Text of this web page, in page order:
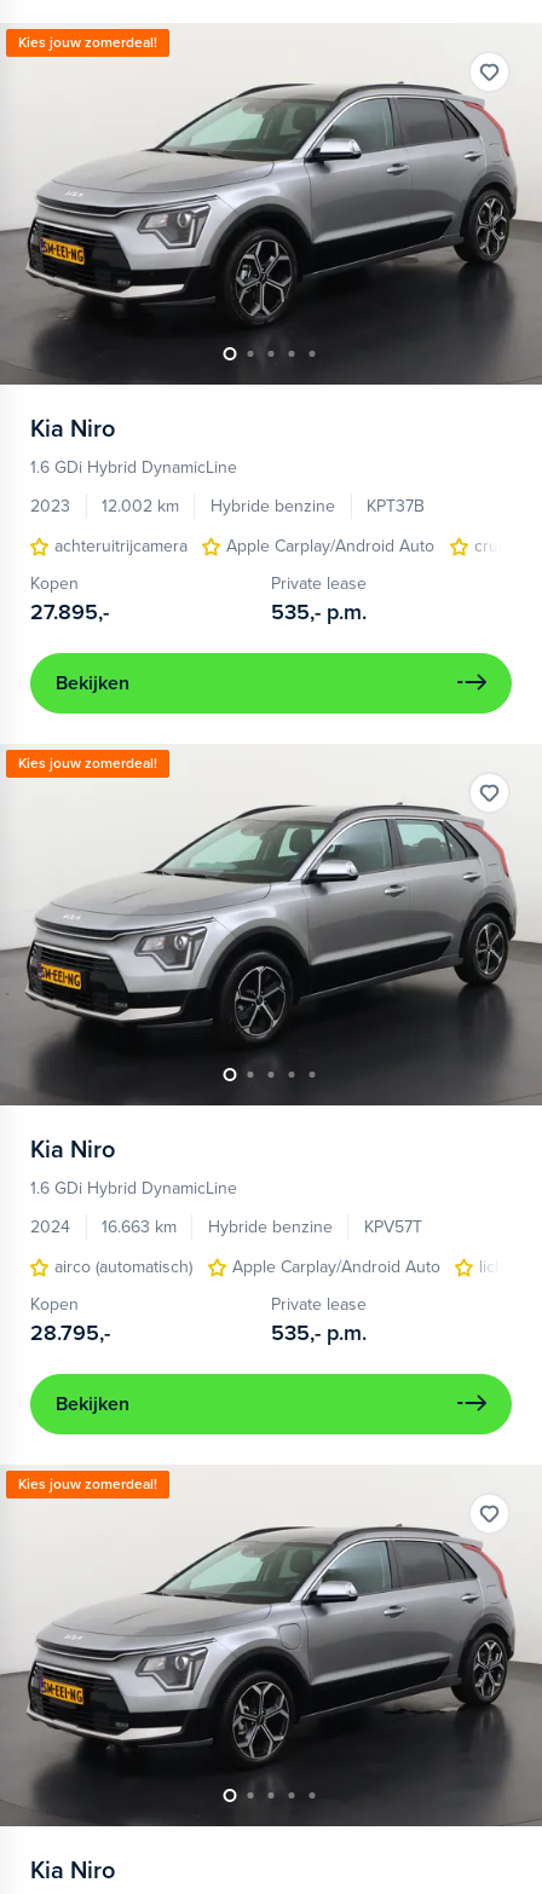
Kies jouw zomerdeal!
Kia Niro
1.6 GDi Hybrid DynamicLine
2023
12.002 km Hybride benzine
KPT37B
achteruitrijcamera
Apple Carplay/Android Auto
cruise
Kopen
27.895,-
Private lease
535,- p.m.
Bekijken
Kies jouw zomerdeal!
Kia Niro
1.6 GDi Hybrid DynamicLine
2024
16.663 km Hybride benzine
KPV57T
airco (automatisch)
Apple Carplay/Android Auto
Kopen
28.795,-
Private lease
535,- p.m.
Bekijken
Kies jouw zomerdeal!
Kia Niro